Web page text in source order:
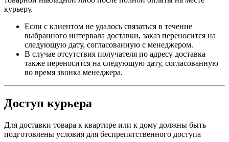
курьеру.
Если с клиентом не удалось связаться в течение
выбранного интервала доставки, заказ переносится на
следующую дату, согласованную с менеджером.
В случае отсутствия получателя по адресу доставка
также переносится на следующую дату, согласованную
во время звонка менеджера.
Доступ курьера
Для доставки товара к квартире или к дому должны быть
подготовлены условия для беспрепятственного доступа